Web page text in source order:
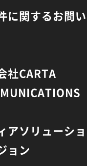
に関するお問
社CARTA
アソリューシ
ョン